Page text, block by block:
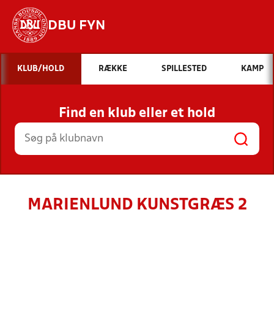
DBU FYN
Hvad vil du søge efter?
INDHOLD OG NYHEDER
STILLINGER, RESULTATER, KLUBBER OG
HOLD
KLUB/HOLD RÆKKE SPILLESTED KAMP
Find en klub eller et hold
MARIENLUND KUNSTGRÆS 2